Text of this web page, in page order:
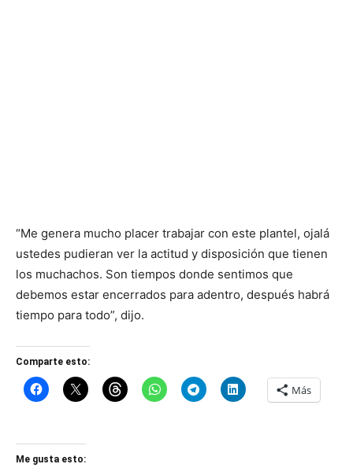
“Me genera mucho placer trabajar con este plantel, ojalá
ustedes pudieran ver la actitud y disposición que tienen
los muchachos. Son tiempos donde sentimos que
debemos estar encerrados para adentro, después habrá
tiempo para todo”, dijo.
Comparte esto:
Más
Me gusta esto: